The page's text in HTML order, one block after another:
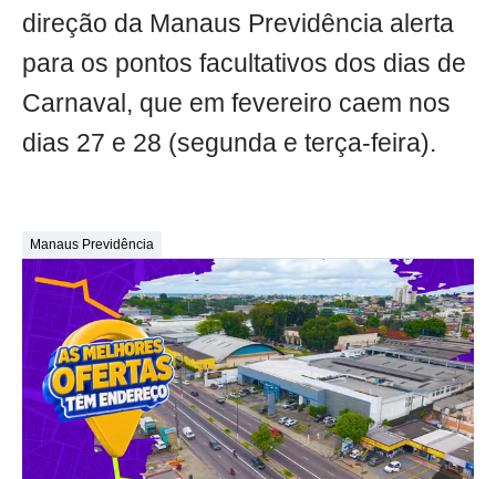
direção da Manaus Previdência alerta
para os pontos facultativos dos dias de
Carnaval, que em fevereiro caem nos
dias 27 e 28 (segunda e terça-feira).
Manaus Previdência